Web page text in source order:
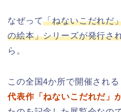
なぜって「ねないこだれだ
の絵本」シリーズが発行さ
ら。
この全国4か所で開催される
代表作「ねないこだれだ」